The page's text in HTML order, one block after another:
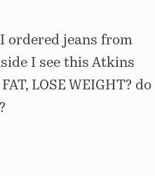
ordered jeans from
I see this Atkins
LOSE WEIGHT? do